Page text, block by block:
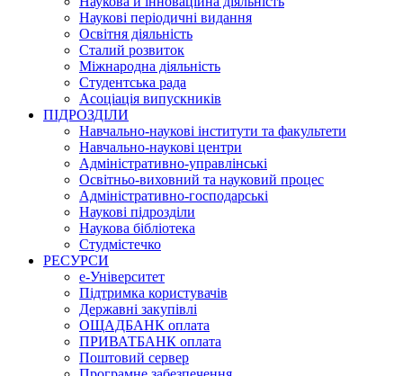
Наукові періодичні видання
Освітня діяльність
Сталий розвиток
Міжнародна діяльність
Студентська рада
Асоціація випускників
ПІДРОЗДІЛИ
Навчально-наукові інститути та факультети
Навчально-наукові центри
Адміністративно-управлінські
Освітньо-виховний та науковий процес
Адміністративно-господарські
Наукові підрозділи
Наукова бібліотека
Студмістечко
РЕСУРСИ
е-Університет
Підтримка користувачів
Державні закупівлі
ОЩАДБАНК оплата
ПРИВАТБАНК оплата
Поштовий сервер